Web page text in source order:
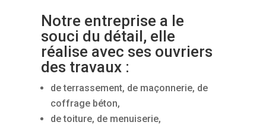
Notre entreprise a le
souci du détail, elle
réalise avec ses ouvriers
des travaux :
de terrassement, de maçonnerie, de
coffrage béton,
de toiture, de menuiserie,